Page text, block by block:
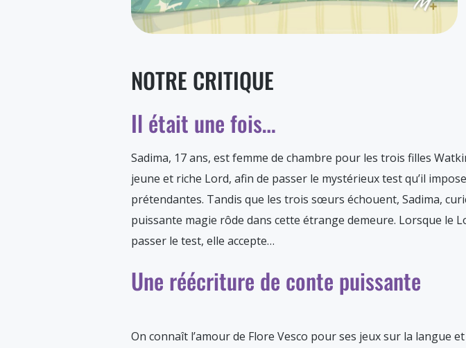
NOTRE CRITIQUE
Il était une fois…
Sadima, 17 ans, est femme de chambre pour les trois filles
jeune et riche Lord, afin de passer le mystérieux test qu’il
prétendantes. Tandis que les trois sœurs échouent, Sadima,
puissante magie rôde dans cette étrange demeure. Lorsque le
passer le test, elle accepte…
Une réécriture de conte puissante
On connaît l’amour de Flore Vesco pour ses jeux sur la langue